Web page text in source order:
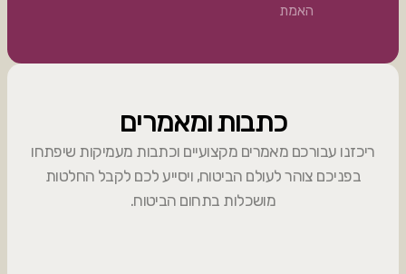
האמת
כתבות ומאמרים
ריכזנו עבורכם מאמרים מקצועיים וכתבות מעמיקות שיפתחו
בפניכם צוהר לעולם הביטוח, ויסייע לכם לקבל החלטות
מושכלות בתחום הביטוח.